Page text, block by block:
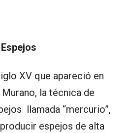
XV que apareció en
la técnica de
llamada “mercurio”,
espejos de alta